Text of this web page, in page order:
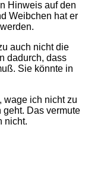
Hinweis auf den
Weibchen hat er
auch nicht die
dadurch, dass
Sie könnte in
wage ich nicht zu
Das vermute
nicht.